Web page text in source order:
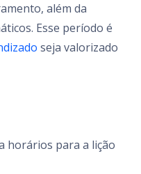
além da
Esse período é
seja valorizado
horários para a lição